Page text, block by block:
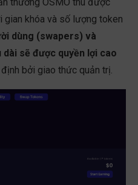
gian khóa và số lượng token
dùng (swapers) và
sẽ được quyền lợi cao
bởi giao thức quản trị.